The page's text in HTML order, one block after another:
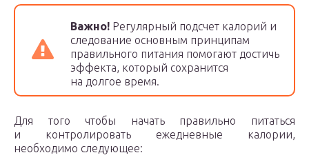
Важно! Регулярный подсчет калорий и
следование основным принципам
правильного питания помогают достичь
эффекта, который сохранится
на долгое время.
Для того чтобы начать правильно питаться
и контролировать ежедневные калории,
необходимо следующее: